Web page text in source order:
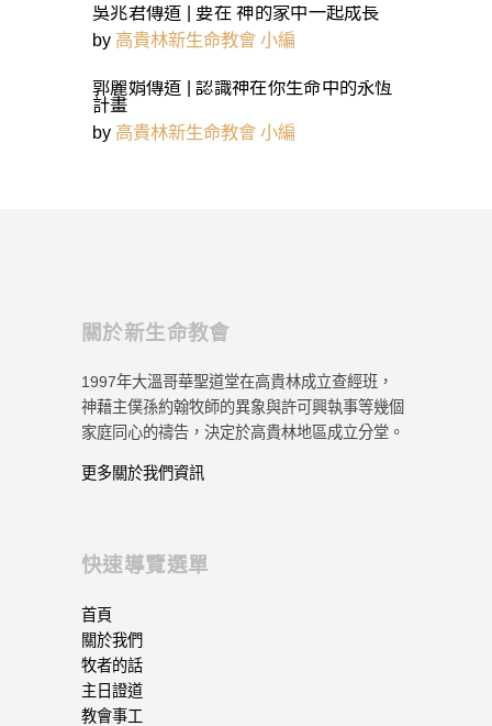
吳兆君傳道 | 要在 神的家中一起成長
by 高貴林新生命教會 小編
郭麗娟傳道 | 認識神在你生命中的永恆
計畫
by 高貴林新生命教會 小編
關於新生命教會
1997年大溫哥華聖道堂在高貴林成立查經班，
神藉主僕孫約翰牧師的異象與許可興執事等幾個
家庭同心的禱告，決定於高貴林地區成立分堂。
更多關於我們資訊
快速導覽選單
首頁
關於我們
牧者的話
主日證道
教會事工